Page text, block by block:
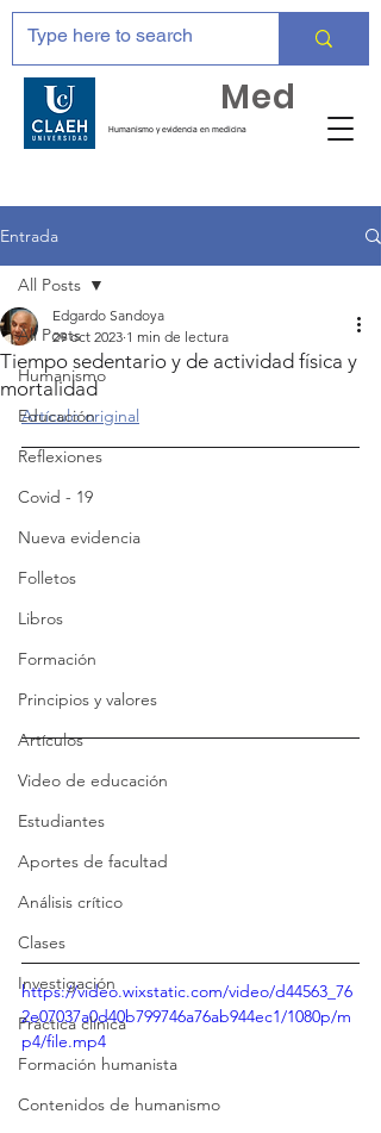
Humanismo y evidencia en medicina
Med
Entrada
All Posts
Humanismo
Educación
Reflexiones
Covid - 19
Nueva evidencia
Folletos
Libros
Formación
Principios y valores
Artículos
Video de educación
Estudiantes
Aportes de facultad
Análisis crítico
Clases
Investigación
Práctica clínica
Formación humanista
Contenidos de humanismo
All Posts
Tiempo sedentario y de actividad física y
mortalidad
Edgardo Sandoya
29 oct 2023 1 min de lectura
Artículo original
https://video.wixstatic.com/video/d44563_76
2e07037a0d40b799746a76ab944ec1/1080p/m
p4/file.mp4